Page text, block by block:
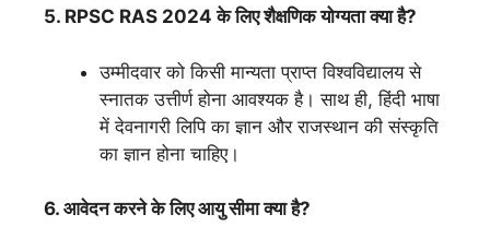
5. RPSC RAS 2024 के लिए शैक्षणिक योग्यता क्या है?
उम्मीदवार को किसी मान्यता प्राप्त विश्वविद्यालय से
स्नातक उत्तीर्ण होना आवश्यक है। साथ ही, हिंदी भाषा
में देवनागरी लिपि का ज्ञान और राजस्थान की संस्कृति
का ज्ञान होना चाहिए।
6. आवेदन करने के लिए आयु सीमा क्या है?